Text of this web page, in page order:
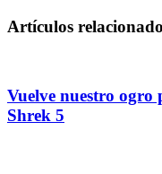
Artículos
Vuelve nuestro
Shrek 5